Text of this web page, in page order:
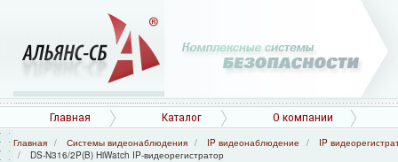
Главная Каталог О компании
Главная Системы видеонаблюдения IP видеонаблюдение
IP
DS-N316/2P(B) HiWatch IP-видеорегистратор